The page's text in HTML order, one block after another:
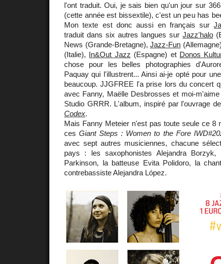
l'ont traduit. Oui, je sais bien qu'un jour sur
(cette année est bissextile), c'est un peu has
Mon texte est donc aussi en français sur
traduit dans six autres langues sur Jazz'halo
News (Grande-Bretagne), Jazz-Fun
(Italie), In&Out Jazz (Espagne) et Donos
chose pour les belles photographies
Paquay qui l'illustrent... Ainsi ai-je opté pour
beaucoup. JJGFREE l'a prise lors du concert
avec Fanny, Maëlle Desbrosses et moi-
Studio GRRR. L'album, inspiré par l'ouvrage
Codex.
Mais Fanny Meteier n'est pas toute seule ce 8
cesGiant Steps : Women to the Fore
avec sept autres musiciennes, chacune
pays : les saxophonistes Alejandra Borzyk,
Parkinson, la batteuse Evita Polidoro, la
contrebassiste Alejandra López.